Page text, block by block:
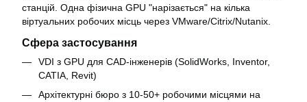
станцій. Одна фізична GPU "нарізається" на кілька
віртуальних робочих місць через VMware/Citrix/Nutanix.
Сфера застосування
VDI з GPU для CAD-інженерів (SolidWorks, Inventor,
CATIA, Revit)
Архітектурні бюро з 10-50+ робочими місцями на